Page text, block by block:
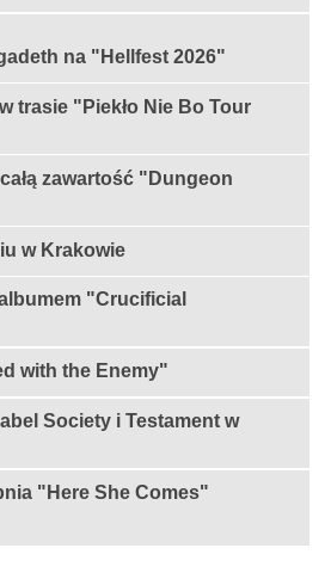
na "Hellfest 2026"
trasie "Piekło Nie Bo Tour
zawartość "Dungeon
w Krakowie
"Crucificial
with the Enemy"
Society i Testament w
"Here She Comes"